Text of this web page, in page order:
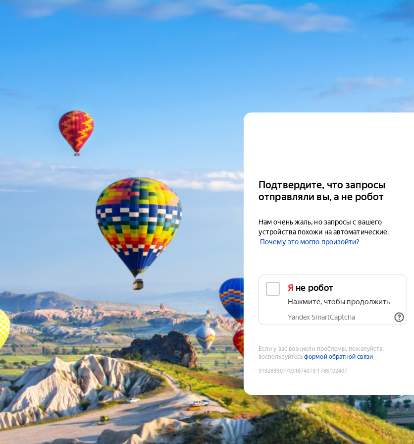
Подтвердите, что запросы
отправляли вы, а не робот
Нам очень жаль, но запросы с вашего
устройства похожи на автоматические.
Почему это могло произойти?
Я не робот
Нажмите, чтобы продолжить
Yandex SmartCaptcha
Если у вас возникли проблемы, пожалуйста,
воспользуйтесьформой обратной связи
9182839077031674073:1786102407